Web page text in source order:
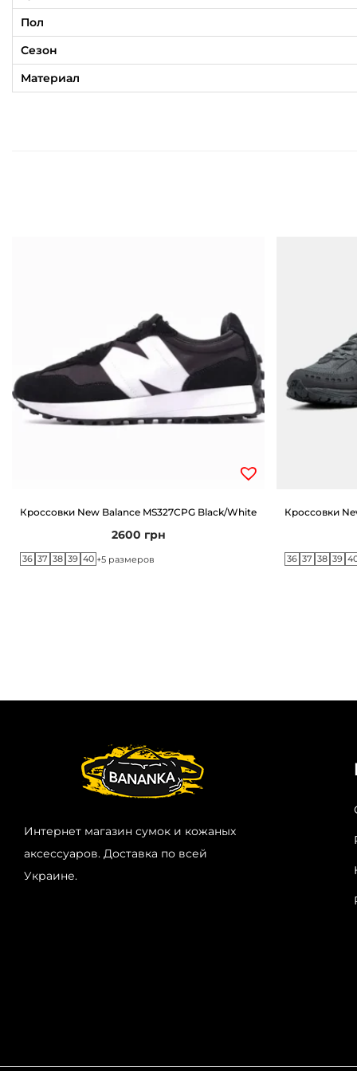
Пол
Сезон
Материал
Кроссовки New Balance MS327CPG Black/White
2600 грн
36 37 38 39 40 +5 размеров
Кроссовки
36 37 38 39
Интернет магазин сумок и кожаных
аксессуаров. Доставка по всей
Украине.